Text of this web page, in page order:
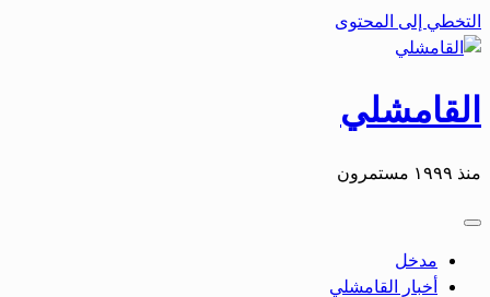
التخطي إلى المحتوى
القامشلي
منذ ١٩٩٩ مستمرون
مدخل
أخبار القامشلي